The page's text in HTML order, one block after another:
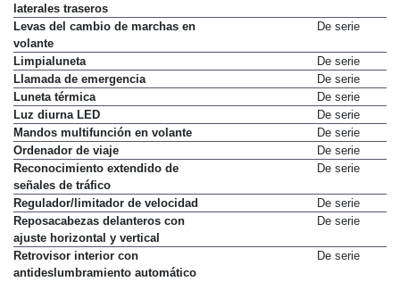
laterales traseros
Levas del cambio de marchas en
volante
De serie
Limpialuneta
De serie
Llamada de emergencia
De serie
Luneta térmica
De serie
Luz diurna LED
De serie
Mandos multifunción en volante
De serie
Ordenador de viaje
De serie
Reconocimiento extendido de
señales de tráfico
De serie
Regulador/limitador de velocidad
De serie
Reposacabezas delanteros con
ajuste horizontal y vertical
De serie
Retrovisor interior con
antideslumbramiento automático
De serie